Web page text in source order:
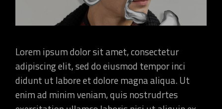
Lorem ipsum dolor sit amet, consectetur
adipiscing elit, sed do eiusmod tempor inci
didunt ut labore et dolore magna aliqua. Ut
enim ad minim veniam, quis nostrudrtes